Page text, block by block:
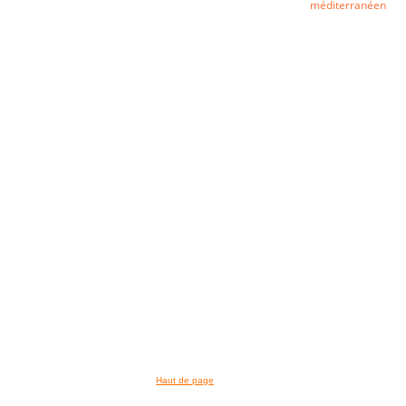
méditerranéen
Haut de page